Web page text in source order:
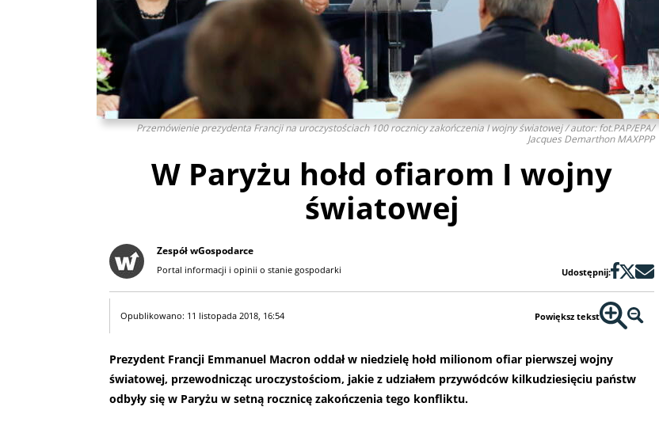
Przemówienie prezydenta Francji na uroczystościach 100 rocznicy zakończenia I wojny światowej / autor: fot.PAP/EPA/
Jacques Demarthon MAXPPP
W Paryżu hołd ofiarom I wojny
światowej
Zespół wGospodarce
Portal informacji i opinii o stanie gospodarki Udostępnij:
Opublikowano: 11 listopada 2018, 16:54 Powiększ tekst
Prezydent Francji Emmanuel Macron oddał w niedzielę hołd milionom ofiar pierwszej wojny
światowej, przewodnicząc uroczystościom, jakie z udziałem przywódców kilkudziesięciu państw
odbyły się w Paryżu w setną rocznicę zakończenia tego konfliktu.